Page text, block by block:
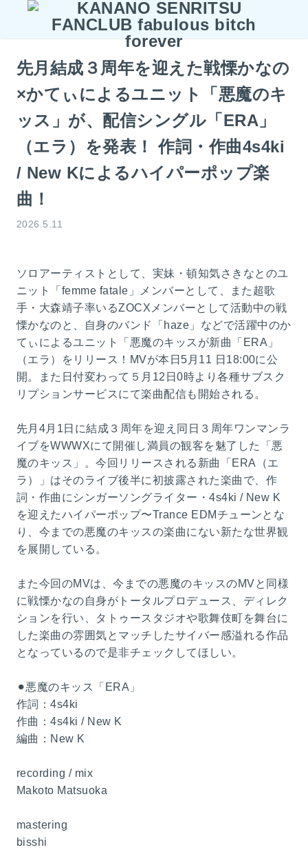
先月結成３周年を迎えた戦慄かなの
×かてぃによるユニット「悪魔のキ
ッス」が、配信シングル「ERA」
（エラ）を発表！ 作詞・作曲4s4ki
/ New Kによるハイパーポップ楽
曲！
2026.5.11
ソロアーティストとして、実妹・頓知気さきなとのユ
ニット「femme fatale」メンバーとして、また超歌
手・大森靖子率いるZOCXメンバーとして活動中の戦
慄かなのと、自身のバンド「haze」などで活躍中のか
てぃによるユニット「悪魔のキッスが新曲「ERA」
（エラ）をリリース！MVが本日5月11 日18:00に公
開。また日付変わって５月12日0時より各種サブスク
リプションサービスにて楽曲配信も開始される。
先月4月1日に結成３周年を迎え同日３周年ワンマンラ
イブをWWWXにて開催し満員の観客を魅了した「悪
魔のキッス」。今回リリースされる新曲「ERA（エ
ラ）」はそのライブ後半に初披露された楽曲で、作
詞・作曲にシンガーソングライター・4s4ki / New K
を迎えたハイパーポップ〜Trance EDMチューンとな
り、今までの悪魔のキッスの楽曲にない新たな世界観
を展開している。
また今回のMVは、今までの悪魔のキッスのMVと同様
に戦慄かなの自身がトータルプロデュース、ディレク
ションを行い、タトゥースタジオや歌舞伎町を舞台に
した楽曲の雰囲気とマッチしたサイバー感溢れる作品
となっているので是非チェックしてほしい。
⚫︎悪魔のキッス「ERA」
作詞：4s4ki
作曲：4s4ki / New K
編曲：New K
recording / mix
Makoto Matsuoka
mastering
bisshi